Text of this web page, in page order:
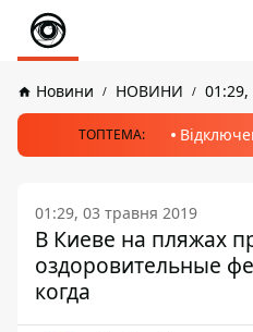
Новини НОВИНИ
ТОПТЕМА:
01:29, 03 травня 2019
В Киеве на пляжах
оздоровительные
когда